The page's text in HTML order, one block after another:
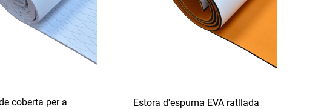
coberta per a
Estora d'espuma EVA ratllada